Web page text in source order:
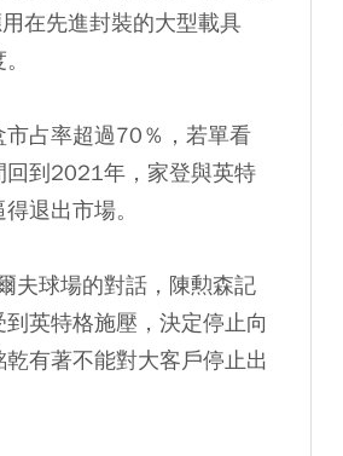
在先進封裝的大型載具
占率超過70％，若單看
回到2021年，家登與英特
退出市場。
夫球場的對話，陳勲森記
英特格施壓，決定停止向
有著不能對大客戶停止出